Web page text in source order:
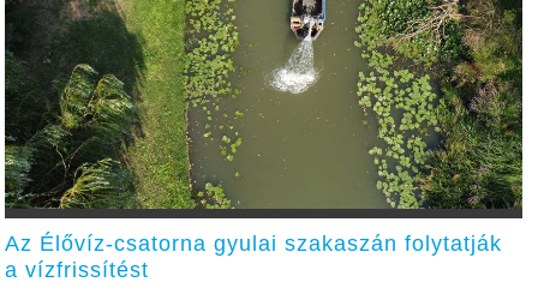
Az Élővíz-csatorna gyulai szakaszán folytatják
a vízfrissítést